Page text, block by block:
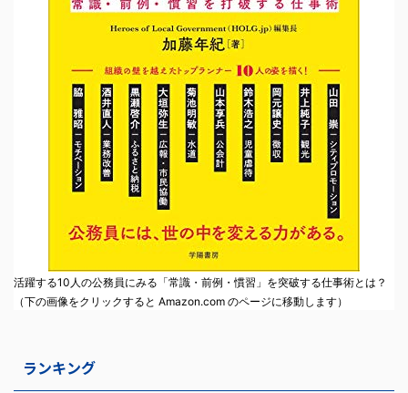
活躍する10人の公務員にみる「常識・前例・慣習」を突破する仕事術とは？
（下の画像をクリックすると Amazon.com のページに移動します）
ランキング